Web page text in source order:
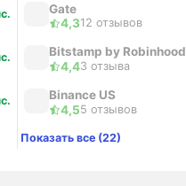
Gate
4,312 отзывов
Bitstamp by Robinhood
4,43 отзыва
Binance US
4,55 отзывов
Показать все (22)